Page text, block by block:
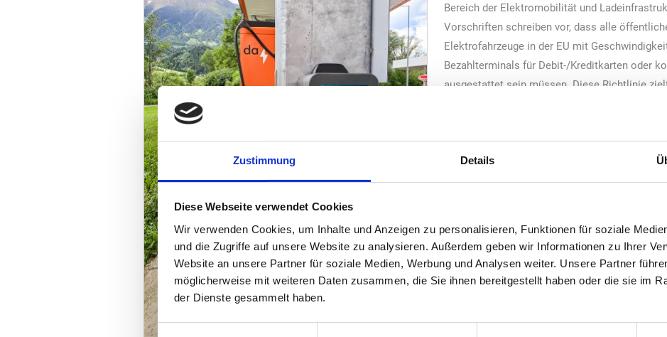
Zustimmung Details
Diese Webseite verwendet Cookies
Wir verwenden Cookies, um Inhalte und Anzeigen zu personalisieren, Funktionen für soziale
und die Zugriffe auf unsere Website zu analysieren. Außerdem geben wir Informationen zu Ihrer
Website an unsere Partner für soziale Medien, Werbung und Analysen weiter. Unsere Partner
möglicherweise mit weiteren Daten zusammen, die Sie ihnen bereitgestellt haben oder die sie im
der Dienste gesammelt haben.
Bereich der Elektromobilität und
Vorschriften schreiben vor, dass alle
Elektrofahrzeuge in der EU mit
Bezahlterminals für Debit-/Kreditkarten oder
ausgestattet sein müssen. Diese Richtlinie
der Elektromobilität zu verbessern, indem
überflüssig werden und so den Fahrern von
reibungslose Ad-hoc-Zahlung in ganz Europa
Im Einklang mit diesem Ziel will die
Elektrofahrzeugen beschleunigen, indem sie
Kontinent bereitstellt. Um diese Initiative zu
Bachmann in Zusammenarbeit mit
entwickelt, die direkte Zahlungen für das
ermöglicht, unabhängig von der Marke oder
(Open Charge Point Interface). In diesem